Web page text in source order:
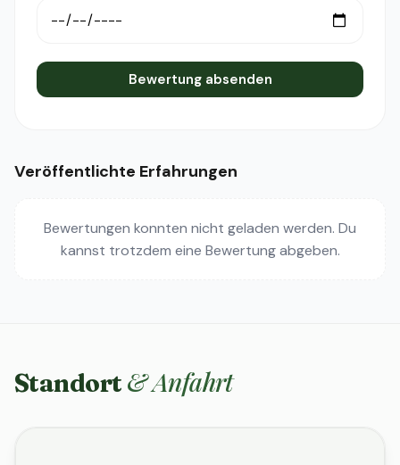
Bewertung absenden
Veröffentlichte Erfahrungen
Bewertungen konnten nicht geladen werden. Du
kannst trotzdem eine Bewertung abgeben.
Standort & Anfahrt